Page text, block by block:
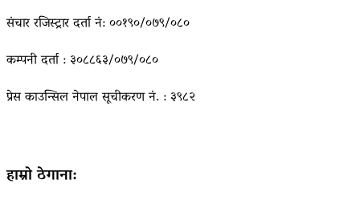
संचार रजिस्ट्रार दर्ता नं: ००१९०/०७९/०८०
कम्पनी दर्ता : ३०८८६३/०७९/०८०
प्रेस काउन्सिल नेपाल सूचीकरण नं. : ३९८२
हाम्रो ठेगाना: